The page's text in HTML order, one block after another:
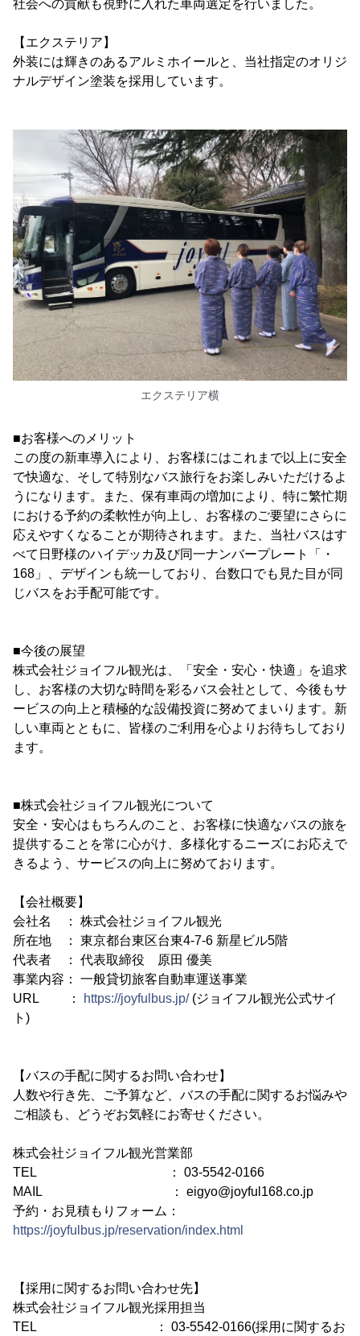
社会への貢献も視野に入れた車両選定を行いました。
【エクステリア】
外装には輝きのあるアルミホイールと、当社指定のオリジ
ナルデザイン塗装を採用しています。
エクステリア横
■お客様へのメリット
この度の新車導入により、お客様にはこれまで以上に安全
で快適な、そして特別なバス旅行をお楽しみいただけるよ
うになります。また、保有車両の増加により、特に繁忙期
における予約の柔軟性が向上し、お客様のご要望にさらに
応えやすくなることが期待されます。また、当社バスはす
べて日野様のハイデッカ及び同一ナンバープレート「・
168」、デザインも統一しており、台数口でも見た目が同
じバスをお手配可能です。
■今後の展望
株式会社ジョイフル観光は、「安全・安心・快適」を追求
し、お客様の大切な時間を彩るバス会社として、今後もサ
ービスの向上と積極的な設備投資に努めてまいります。新
しい車両とともに、皆様のご利用を心よりお待ちしており
ます。
■株式会社ジョイフル観光について
安全・安心はもちろんのこと、お客様に快適なバスの旅を
提供することを常に心がけ、多様化するニーズにお応えで
きるよう、サービスの向上に努めております。
【会社概要】
会社名 ： 株式会社ジョイフル観光
所在地 ： 東京都台東区台東4-7-6 新星ビル5階
代表者 ： 代表取締役 原田 優美
事業内容： 一般貸切旅客自動車運送事業
URL ：
https://joyfulbus.jp/(ジョイフル観光公式サイ
ト)
【バスの手配に関するお問い合わせ】
人数や行き先、ご予算など、バスの手配に関するお悩みや
ご相談も、どうぞお気軽にお寄せください。
株式会社ジョイフル観光営業部
TEL ： 03-5542-0166
MAIL ： eigyo@joyful168.co.jp
予約・お見積もりフォーム：
https://joyfulbus.jp/reservation/index.html
【採用に関するお問い合わせ先】
株式会社ジョイフル観光採用担当
TEL ： 03-5542-0166(採用に関するお